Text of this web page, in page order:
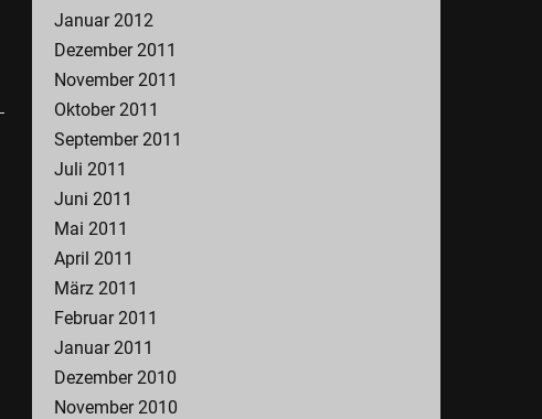
Januar 2012
Dezember 2011
November 2011
Oktober 2011
September 2011
Juli 2011
Juni 2011
Mai 2011
April 2011
März 2011
Februar 2011
Januar 2011
Dezember 2010
November 2010